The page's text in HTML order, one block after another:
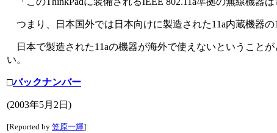
つまり、日本国外では日本向けに製造された11a内蔵機器
日本で製造された11aの機器が海外で使えないということ
い。
□バックナンバー
(2003年5月2日)
[Reported by 笠原一輝]